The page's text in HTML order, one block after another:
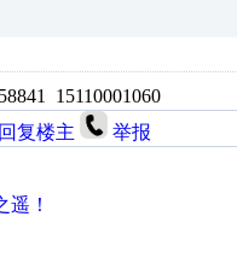
15110001060
回复楼主 举报
遥！